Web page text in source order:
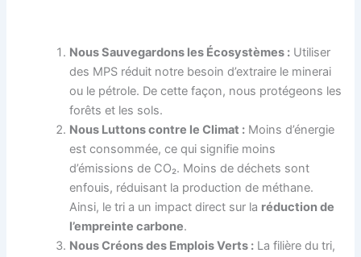
Nous Sauvegardons les Écosystèmes : Utiliser
des MPS réduit notre besoin d’extraire le minerai
ou le pétrole. De cette façon, nous protégeons les
forêts et les sols.
Nous Luttons contre le Climat : Moins d’énergie
est consommée, ce qui signifie moins
d’émissions de CO₂. Moins de déchets sont
enfouis, réduisant la production de méthane.
Ainsi, le tri a un impact direct sur la réduction de
l’empreinte carbone.
Nous Créons des Emplois Verts : La filière du tri,